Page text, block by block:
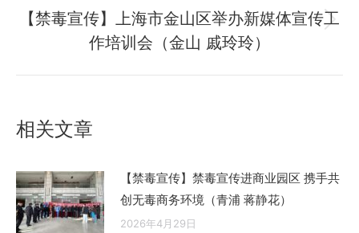
章：
未
来
的
【禁毒宣传】上海市金山区举办新媒体宣传工
作培训会（金山 戚玲玲）
相关文章
【禁毒宣传】禁毒宣传进商业园区 携手共
创无毒商务环境（青浦 蒋静花）
2026年4月29日